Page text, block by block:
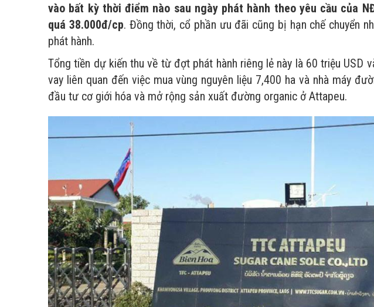
vào bất kỳ thời điểm nào sau ngày phát hành theo yêu cầu của
quá 38.000đ/cp. Đồng thời, cổ phần ưu đãi cũng bị hạn chế chuyển
phát hành.
Tổng tiền dự kiến thu về từ đợt phát hành riêng lẻ này là 60 triệu USD
vay liên quan đến việc mua vùng nguyên liệu 7,400 ha và nhà máy
đầu tư cơ giới hóa và mở rộng sản xuất đường organic ở Attapeu.